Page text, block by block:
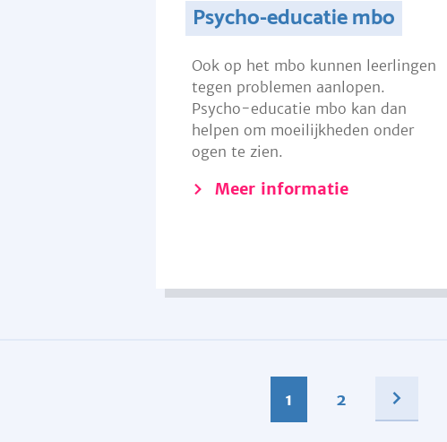
Psycho-educatie mbo
Ook op het mbo kunnen leerlingen
tegen problemen aanlopen.
Psycho-educatie mbo kan dan
helpen om moeilijkheden onder
ogen te zien.
Meer informatie
1 2